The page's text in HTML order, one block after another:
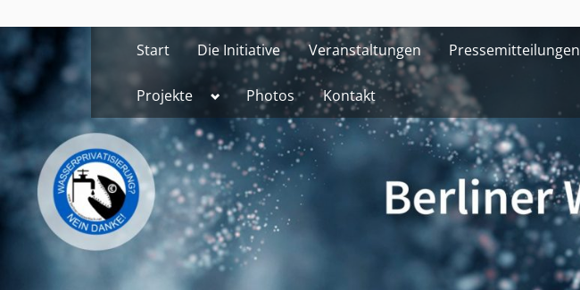
to
content
Start Die Initiative Veranstaltungen Pressemitteilungen
Projekte Toggle
menu
Photos Kontakt